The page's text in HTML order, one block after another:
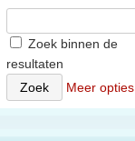
Zoek binnen de
resultaten
Meer opties